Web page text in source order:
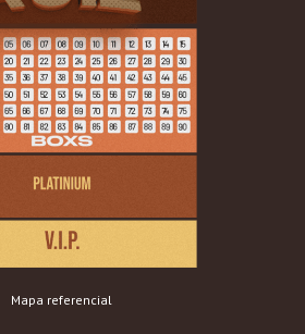
Mapa referencial